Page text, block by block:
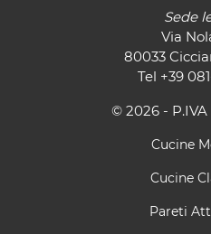
Sede
Via
80033
Tel +39
© 2026 - P.IVA
Cucine
Cucine
Pareti